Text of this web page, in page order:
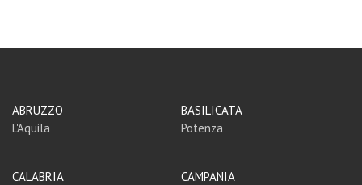
ABRUZZO
L'Aquila
BASILICATA
Potenza
CALABRIA
CAMPANIA